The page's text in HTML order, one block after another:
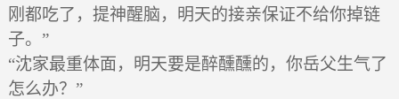
刚都吃了，提神醒脑，明天的接亲保证不给你掉链
子。”
“沈家最重体面，明天要是醉醺醺的，你岳父生气了
怎么办？”